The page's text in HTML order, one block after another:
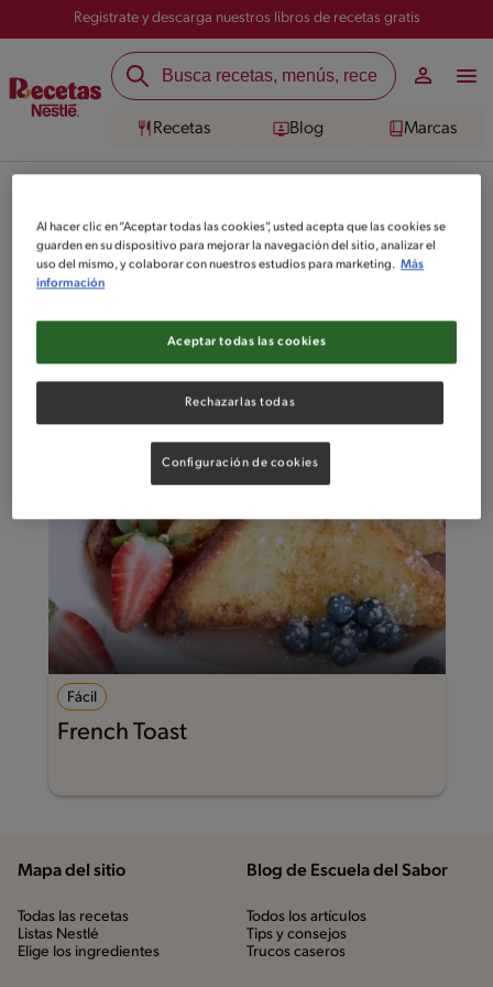
Registrate y descarga nuestros libros de recetas gratis
Recetas Blog Marcas
Carnaval
Checa todas las recetas Carnaval que hemos separado para que te
mismo.
Fácil
French Toast
Mapa del sitio
Todas las recetas
Listas Nestlé
Elige los ingredientes
Blog de Escuela del Sabor
Todos los artículos
Tips y consejos
Trucos caseros
Al hacer clic en “Aceptar todas las cookies”, usted acepta que las cookies se
guarden en su dispositivo para mejorar la navegación del sitio, analizar el
uso del mismo, y colaborar con nuestros estudios para marketing. Más
información
Rechazarlas todas
Aceptar todas las cookies
Configuración de cookies